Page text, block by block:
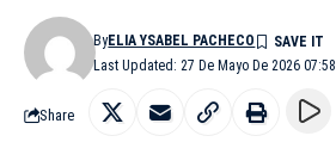
Last Updated: 27 De Mayo De 2026 07:58
ByELIA YSABEL PACHECO
Share